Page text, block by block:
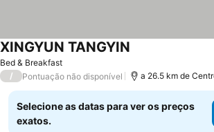
Bed & Breakfast
XINGYUN TANGYIN
/ Pontuação não disponível a 26.5 km de
Selecione as datas para ver os preços
exatos.